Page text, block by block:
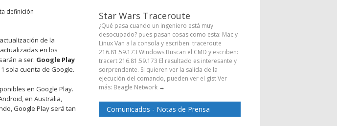
definición
de la
en los
a ser: Google Play
sola cuenta de Google.
en Google Play.
en Australia,
Google Play será tan
Star Wars Traceroute
¿Qué pasa cuando un ingeniero está muy
desocupado? pues pasan cosas como esta: Mac y
Linux Van a la consola y escriben: traceroute
216.81.59.173 Windows Buscan el CMD y escriben:
tracert 216.81.59.173 El resultado es interesante y
sorprendente. Si quieren ver la salida de la
ejecución del comando, pueden ver el gist Ver
más: Beagle Network →
Comunicados - Notas de Prensa